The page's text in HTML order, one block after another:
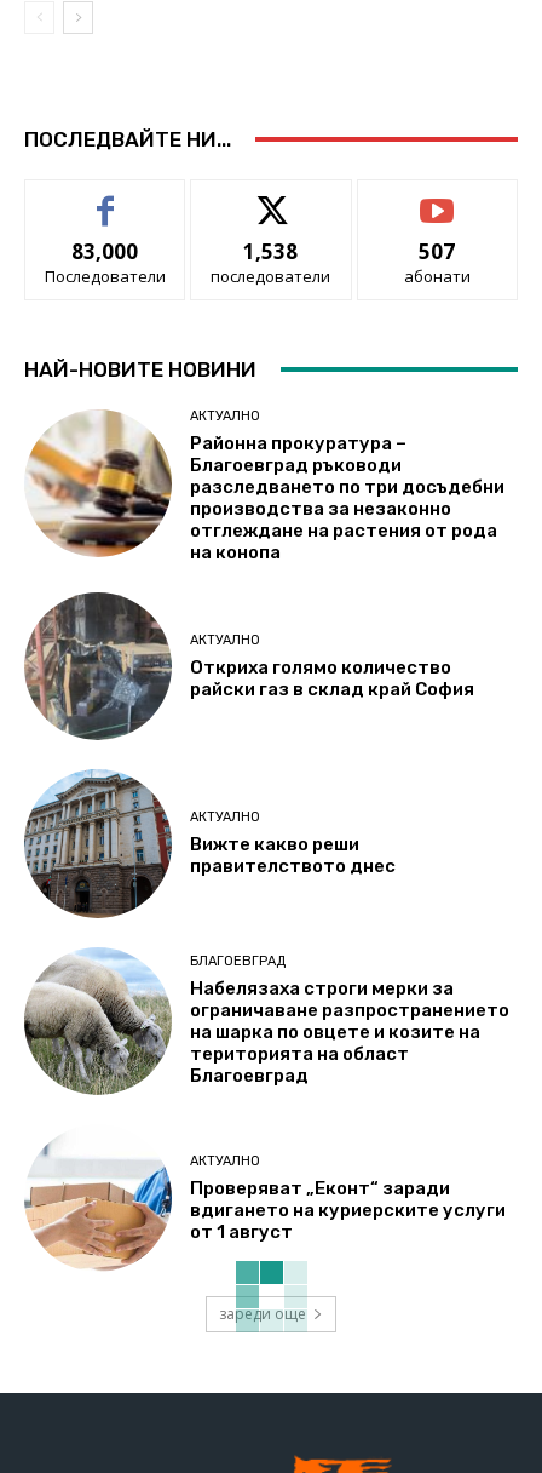
ПОСЛЕДВАЙТЕ НИ...
83,000
Последователи
1,538
последователи
507
абонати
НАЙ-НОВИТЕ НОВИНИ
АКТУАЛНО
Районна прокуратура –
Благоевград ръководи
разследването по три досъдебни
производства за незаконно
отглеждане на растения от рода
на конопа
АКТУАЛНО
Откриха голямо количество
райски газ в склад край София
АКТУАЛНО
Вижте какво реши
правителството днес
БЛАГОЕВГРАД
Набелязаха строги мерки за
ограничаване разпространението
на шарка по овцете и козите на
територията на област
Благоевград
АКТУАЛНО
Проверяват „Еконт“ заради
вдигането на куриерските услуги
от 1 август
зареди още